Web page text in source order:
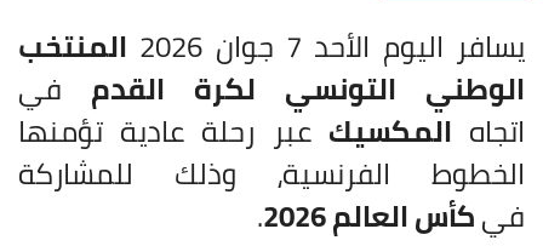
يسافر اليوم الأحد 7 جوان 2026 المنتخب
الوطني التونسي لكرة القدم في
اتجاه المكسيك عبر رحلة عادية تؤمنها
الخطوط الفرنسية، وذلك للمشاركة
فيكأس العالم 2026 .